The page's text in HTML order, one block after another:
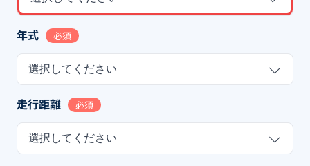
年式 必須
選択してください
走行距離 必須
選択してください